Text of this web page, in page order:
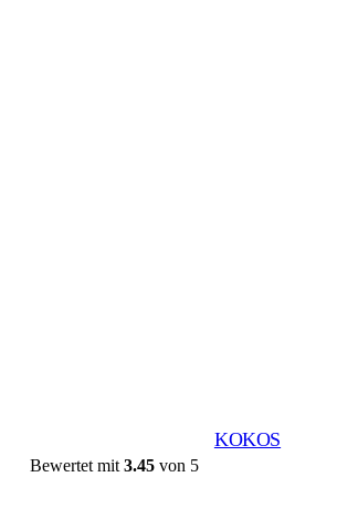
KOKOS
Bewertet mit3.45 von 5